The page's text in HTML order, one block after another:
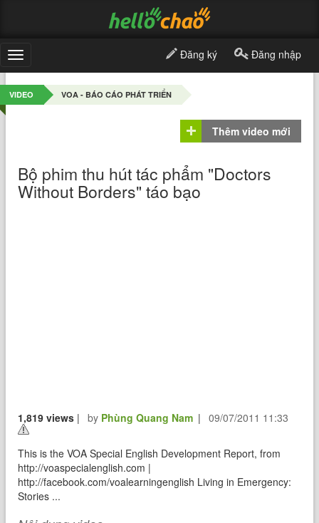
Toggle
navigation
Đăng ký Đăng nhập
VIDEO VOA - BÁO CÁO PHÁT TRIỂN
Thêm video mới
Bộ phim thu hút tác phẩm "Doctors
Without Borders" táo bạo
1,819 views | by Phùng Quang Nam | 09/07/2011 11:33
This is the VOA Special English Development Report, from
http://voaspecialenglish.com |
http://facebook.com/voalearningenglish Living in Emergency:
Stories ...